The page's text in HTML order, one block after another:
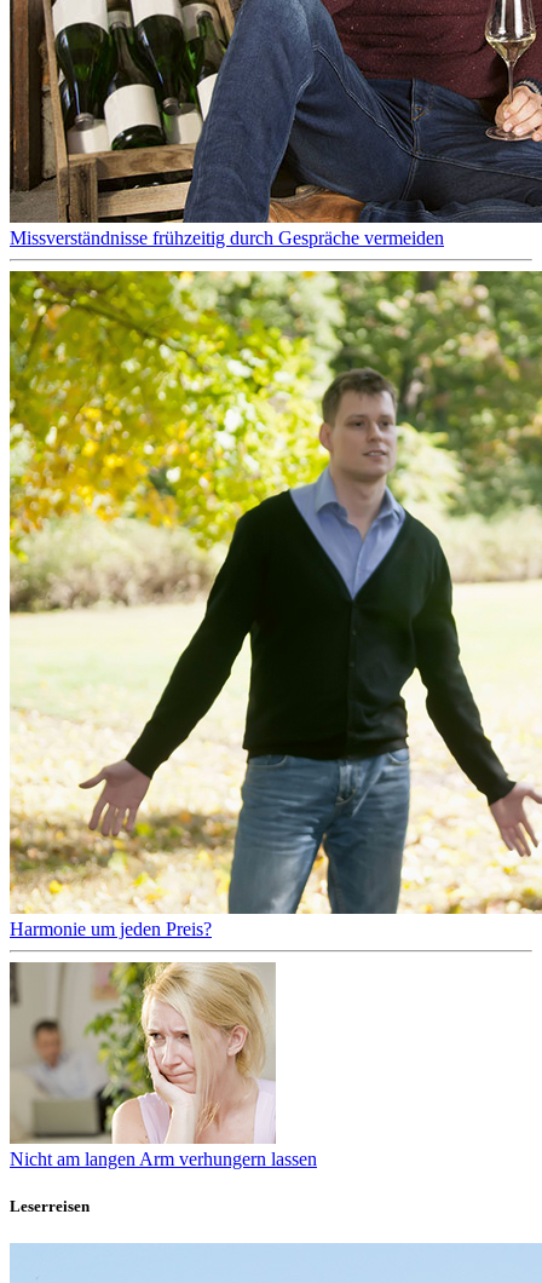
Missverständnisse frühzeitig durch Gespräche vermeiden
Harmonie um jeden Preis?
Nicht am langen Arm verhungern lassen
Leserreisen